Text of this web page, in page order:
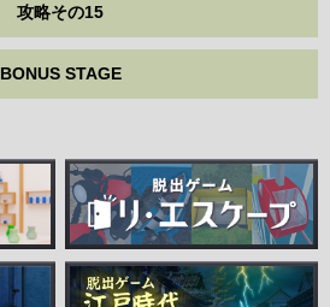
攻略その15
BONUS STAGE